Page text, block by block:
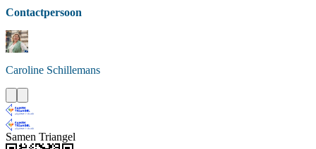
Contactpersoon
Caroline Schillemans
Samen Triangel